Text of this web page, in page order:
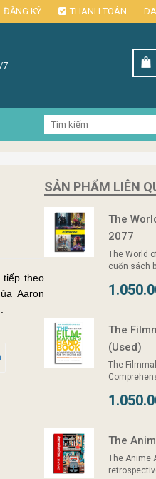
ĐĂNG KÝ THANH TOÁN
7
tiếp theo
Aaron
SẢN PHẨM LIÊN
The
2077
The World
cuốn sách
The
(Used)
The
The
The Anime